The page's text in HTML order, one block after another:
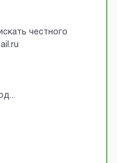
честного
...